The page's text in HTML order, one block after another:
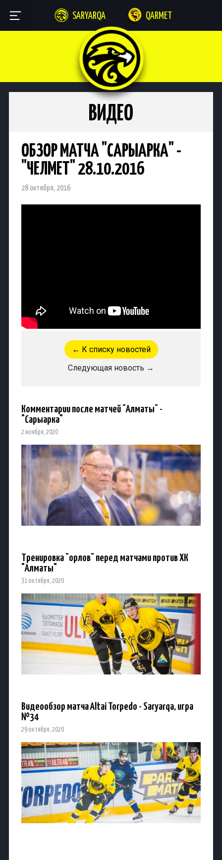
SARYARQA QARMET
ВИДЕО
ОБЗОР МАТЧА "САРЫАРКА" -
"ЧЕЛМЕТ" 28.10.2016
28 октября, 2016
← К списку новостей
Следующая новость →
Комментарии после матчей "Алматы" -
"Сарыарка"
2 ноября, 2020
Тренировка "орлов" перед матчами против ХК
"Алматы"
31 октября, 2020
Видеообзор матча Altai Torpedo - Saryarqa, игра
№34
29 октября, 2020